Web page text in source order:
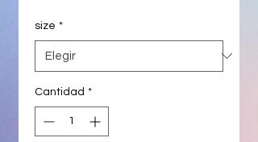
size *
Cantidad *